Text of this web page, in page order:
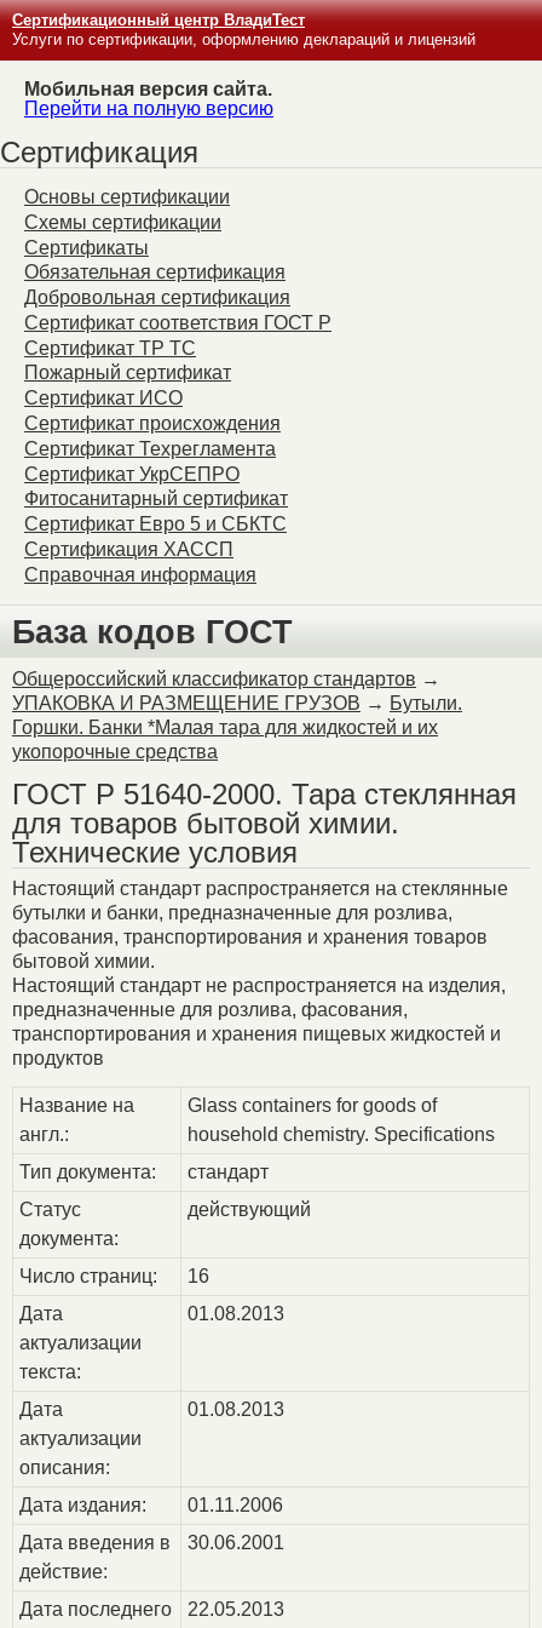
Сертификационный центр ВладиТест
Услуги по сертификации, оформлению деклараций и лицензий
Мобильная версия сайта.
Перейти на полную версию
Сертификация
Основы сертификации
Схемы сертификации
Сертификаты
Обязательная сертификация
Добровольная сертификация
Сертификат соответствия ГОСТ Р
Сертификат ТР ТС
Пожарный сертификат
Сертификат ИСО
Сертификат происхождения
Сертификат Техрегламента
Сертификат УкрСЕПРО
Фитосанитарный сертификат
Сертификат Евро 5 и СБКТС
Сертификация ХАССП
Справочная информация
База кодов ГОСТ
Общероссийский классификатор стандартов →
УПАКОВКА И РАЗМЕЩЕНИЕ ГРУЗОВ → Бутыли.
Горшки. Банки *Малая тара для жидкостей и их
укопорочные средства
ГОСТ Р 51640-2000. Тара стеклянная
для товаров бытовой химии.
Технические условия
Настоящий стандарт распространяется на стеклянные
бутылки и банки, предназначенные для розлива,
фасования, транспортирования и хранения товаров
бытовой химии.
Настоящий стандарт не распространяется на изделия,
предназначенные для розлива, фасования,
транспортирования и хранения пищевых жидкостей и
продуктов
Название на
англ.:
Glass containers for goods of
household chemistry. Specifications
Тип документа:
стандарт
Статус
документа:
действующий
Число страниц:
16
Дата
актуализации
текста:
01.08.2013
Дата
актуализации
описания:
01.08.2013
Дата издания:
01.11.2006
Дата введения в
действие:
30.06.2001
Дата последнего 22.05.2013